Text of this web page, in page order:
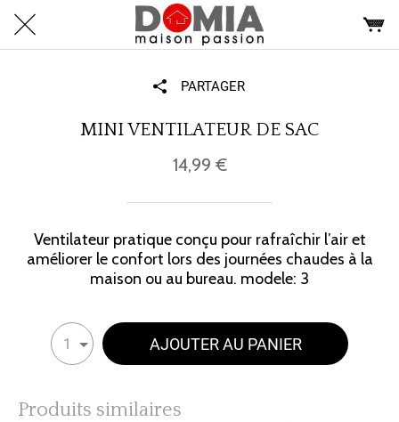
PARTAGER
MINI VENTILATEUR DE SAC
14,99 €
Ventilateur pratique conçu pour rafraîchir l’air et
améliorer le confort lors des journées chaudes à la
maison ou au bureau. modele: 3
1 AJOUTER AU PANIER
Produits similaires